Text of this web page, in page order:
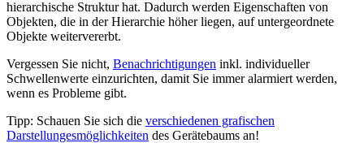
hierarchische Struktur hat. Dadurch werden Eigenschaften von
Objekten, die in der Hierarchie höher liegen, auf untergeordnete
Objekte weitervererbt.
Vergessen Sie nicht, Benachrichtigungen inkl. individueller
Schwellenwerte einzurichten, damit Sie immer alarmiert werden,
wenn es Probleme gibt.
Tipp: Schauen Sie sich die verschiedenen grafischen
Darstellungesmöglichkeiten des Gerätebaums an!